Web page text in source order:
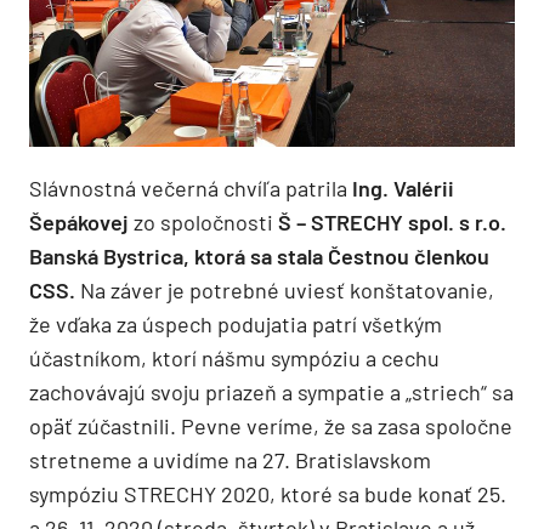
Slávnostná večerná chvíľa patrila Ing. Valérii
Šepákovej zo spoločnosti Š – STRECHY spol. s r.o.
Banská Bystrica, ktorá sa stala Čestnou členkou
CSS. Na záver je potrebné uviesť konštatovanie,
že vďaka za úspech podujatia patrí všetkým
účastníkom, ktorí nášmu sympóziu a cechu
zachovávajú svoju priazeň a sympatie a „striech“ sa
opäť zúčastnili. Pevne veríme, že sa zasa spoločne
stretneme a uvidíme na 27. Bratislavskom
sympóziu STRECHY 2020, ktoré sa bude konať 25.